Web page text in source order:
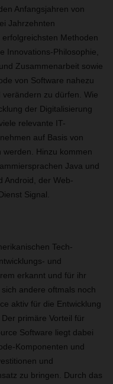
Anfangsjahren von
Jahrzehnten
Methoden
Innovations-Philosophie,
Zusammenarbeit sowie
von Software nahezu
zu dürfen. Wie
der Digitalisierung
relevante IT-
auf Basis von
Hinzu kommen
Java und
Android, der Web-
Signal.
Tech-
und
erkannt und für ihr
andere oftmals noch
aktiv für die Entwicklung
primäre Vorteil für
Software liegt dabei
Komponenten und
und
zu bringen. Durch das